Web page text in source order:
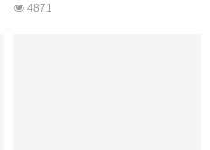
4871